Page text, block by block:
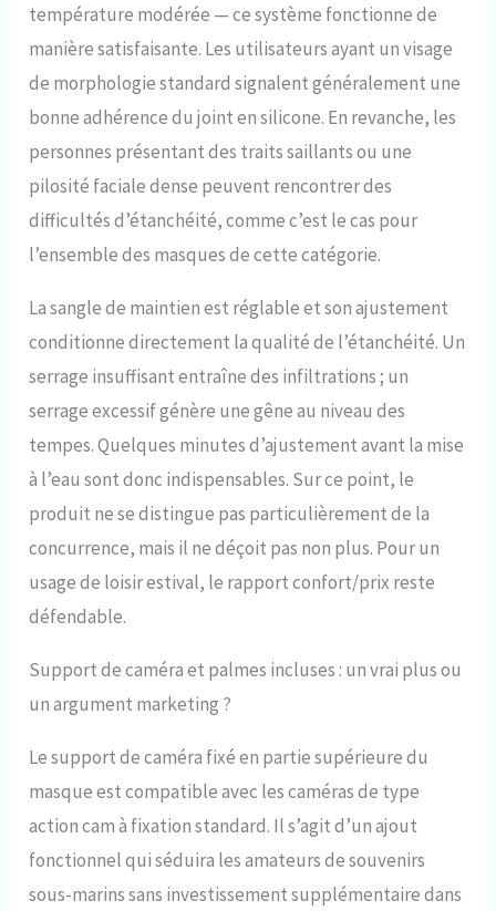
température modérée — ce système fonctionne de
manière satisfaisante. Les utilisateurs ayant un visage
de morphologie standard signalent généralement une
bonne adhérence du joint en silicone. En revanche, les
personnes présentant des traits saillants ou une
pilosité faciale dense peuvent rencontrer des
difficultés d’étanchéité, comme c’est le cas pour
l’ensemble des masques de cette catégorie.
La sangle de maintien est réglable et son ajustement
conditionne directement la qualité de l’étanchéité. Un
serrage insuffisant entraîne des infiltrations ; un
serrage excessif génère une gêne au niveau des
tempes. Quelques minutes d’ajustement avant la mise
à l’eau sont donc indispensables. Sur ce point, le
produit ne se distingue pas particulièrement de la
concurrence, mais il ne déçoit pas non plus. Pour un
usage de loisir estival, le rapport confort/prix reste
défendable.
Support de caméra et palmes incluses : un vrai plus ou
un argument marketing ?
Le support de caméra fixé en partie supérieure du
masque est compatible avec les caméras de type
action cam à fixation standard. Il s’agit d’un ajout
fonctionnel qui séduira les amateurs de souvenirs
sous-marins sans investissement supplémentaire dans